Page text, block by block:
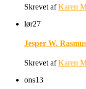
Skrevet afKaren
lør27
Jesper W.
Skrevet afKaren
ons13